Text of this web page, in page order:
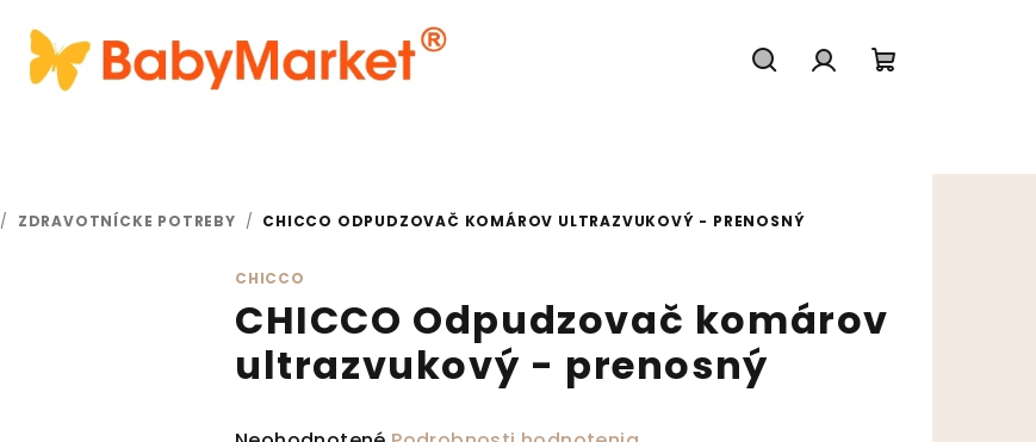
/ ZDRAVOTNÍCKE POTREBY / CHICCO ODPUDZOVAČ KOMÁROV ULTRAZVUKOVÝ - PRENOSNÝ
CHICCO
CHICCO Odpudzovač komárov
ultrazvukový - prenosný